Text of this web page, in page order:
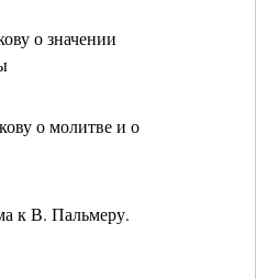
о значении
о молитве и о
к В. Пальмеру.